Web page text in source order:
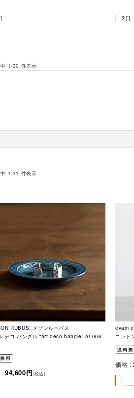
2日
1-30 件表示
1-31 件表示
RUBUS. メゾンルーバス
デコ バングル “art deco bangle” ar-006-
: 94,600円(税込)
evam
コット
価格 :